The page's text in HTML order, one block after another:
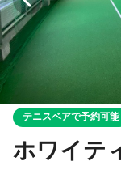
テニスベアで予約可能
ホワイテ